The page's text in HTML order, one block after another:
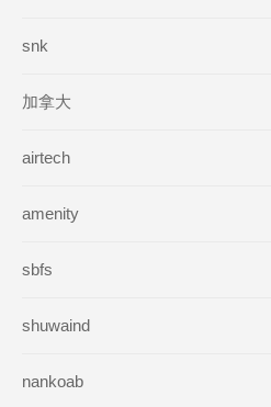
snk
加拿大
airtech
amenity
sbfs
shuwaind
nankoab